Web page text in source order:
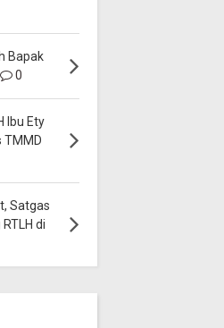
Bapak
0
Ibu Ety
TMMD
Satgas
di